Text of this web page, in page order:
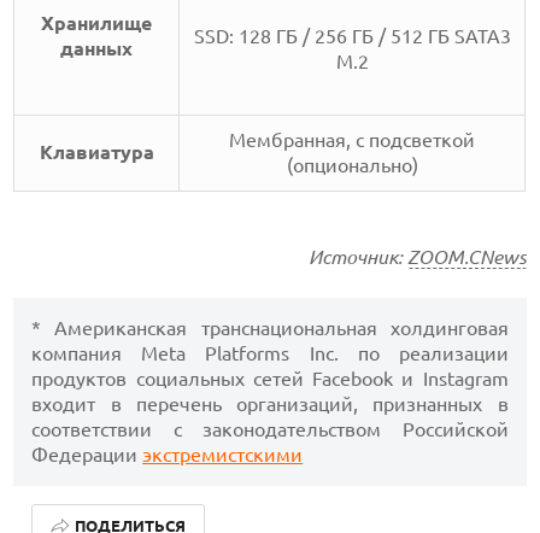
Хранилище
данных
SSD: 128 ГБ / 256 ГБ / 512 ГБ SATA3
M.2
Клавиатура
Мембранная, с подсветкой
(опционально)
Источник: ZOOM.CNews
* Американская транснациональная холдинговая
компания Meta Platforms Inc. по реализации
продуктов социальных сетей Facebook и Instagram
входит в перечень организаций, признанных в
соответствии с законодательством Российской
Федерации экстремистскими
ПОДЕЛИТЬСЯ